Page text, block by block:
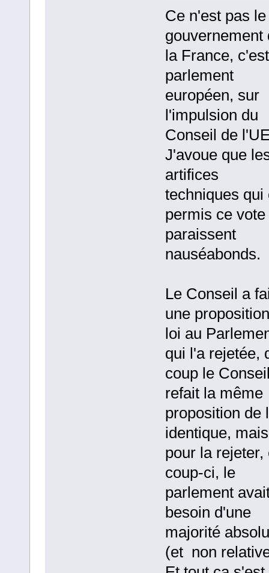
Ce n'est pas le
gouvernement
la France,
parlement
européen, sur
l'impulsion du
Conseil de
J'avoue que
artifices
techniques qui
permis ce vote
paraissent
nauséabonds.
Le Conseil a
une
loi au
qui l'a rejetée,
coup le
refait la même
proposition de
identique, mais
pour la rejeter,
coup-ci, le
parlement
besoin d'une
majorité
(et non